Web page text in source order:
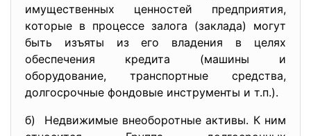
имущественных ценностей предприятия,
которые в процессе залога (заклада) могут
быть изъяты из его владения в целях
обеспечения кредита (машины и
оборудование, транспортные средства,
долгосрочные фондовые инструменты и т.п.).
б) Недвижимые внеоборотные активы. К ним